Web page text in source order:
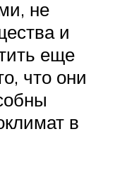
не
и
еще
что они
в